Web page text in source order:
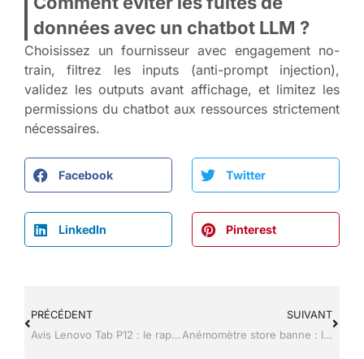
données avec un chatbot LLM ?
Choisissez un fournisseur avec engagement no-
train, filtrez les inputs (anti-prompt injection),
validez les outputs avant affichage, et limitez les
permissions du chatbot aux ressources strictement
nécessaires.
Facebook Twitter
LinkedIn Pinterest
PRÉCÉDENT
Avis Lenovo Tab P12 : le rapport qualité-prix est-il réellement avantageux ?
SUIVANT
Anémomètre store banne : le modèle radio ou filaire pour votre sécurité ?